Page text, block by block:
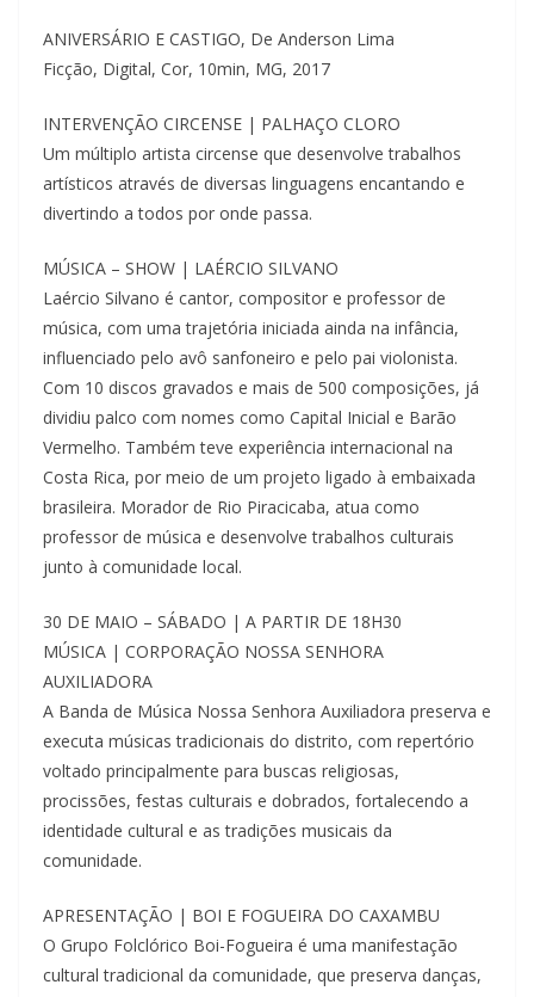
ANIVERSÁRIO E CASTIGO, De Anderson Lima
Ficção, Digital, Cor, 10min, MG, 2017
INTERVENÇÃO CIRCENSE | PALHAÇO CLORO
Um múltiplo artista circense que desenvolve trabalhos
artísticos através de diversas linguagens encantando e
divertindo a todos por onde passa.
MÚSICA – SHOW | LAÉRCIO SILVANO
Laércio Silvano é cantor, compositor e professor de
música, com uma trajetória iniciada ainda na infância,
influenciado pelo avô sanfoneiro e pelo pai violonista.
Com 10 discos gravados e mais de 500 composições, já
dividiu palco com nomes como Capital Inicial e Barão
Vermelho. Também teve experiência internacional na
Costa Rica, por meio de um projeto ligado à embaixada
brasileira. Morador de Rio Piracicaba, atua como
professor de música e desenvolve trabalhos culturais
junto à comunidade local.
30 DE MAIO – SÁBADO | A PARTIR DE 18H30
MÚSICA | CORPORAÇÃO NOSSA SENHORA
AUXILIADORA
A Banda de Música Nossa Senhora Auxiliadora preserva e
executa músicas tradicionais do distrito, com repertório
voltado principalmente para buscas religiosas,
procissões, festas culturais e dobrados, fortalecendo a
identidade cultural e as tradições musicais da
comunidade.
APRESENTAÇÃO | BOI E FOGUEIRA DO CAXAMBU
O Grupo Folclórico Boi-Fogueira é uma manifestação
cultural tradicional da comunidade, que preserva danças,